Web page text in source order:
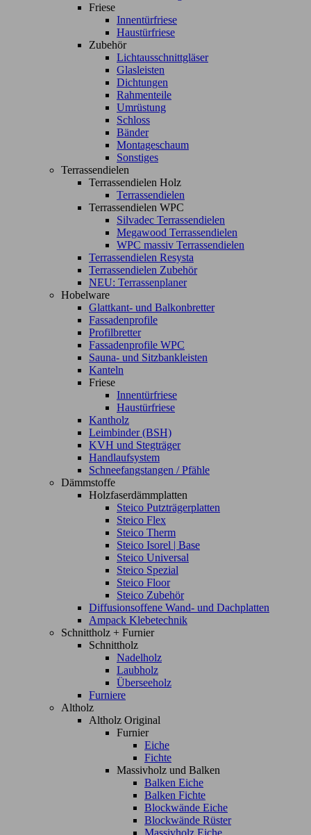
Friese
Innentürfriese
Haustürfriese
Zubehör
Lichtausschnittgläser
Glasleisten
Dichtungen
Rahmenteile
Umrüstung
Schloss
Bänder
Montageschaum
Sonstiges
Terrassendielen
Terrassendielen Holz
Terrassendielen
Terrassendielen WPC
Silvadec Terrassendielen
Megawood Terrassendielen
WPC massiv Terrassendielen
Terrassendielen Resysta
Terrassendielen Zubehör
NEU: Terrassenplaner
Hobelware
Glattkant- und Balkonbretter
Fassadenprofile
Profilbretter
Fassadenprofile WPC
Sauna- und Sitzbankleisten
Kanteln
Friese
Innentürfriese
Haustürfriese
Kantholz
Leimbinder (BSH)
KVH und Stegträger
Handlaufsystem
Schneefangstangen / Pfähle
Dämmstoffe
Holzfaserdämmplatten
Steico Putzträgerplatten
Steico Flex
Steico Therm
Steico Isorel | Base
Steico Universal
Steico Spezial
Steico Floor
Steico Zubehör
Diffusionsoffene Wand- und Dachplatten
Ampack Klebetechnik
Schnittholz + Furnier
Schnittholz
Nadelholz
Laubholz
Überseeholz
Furniere
Altholz
Altholz Original
Furnier
Eiche
Fichte
Massivholz und Balken
Balken Eiche
Balken Fichte
Blockwände Eiche
Blockwände Rüster